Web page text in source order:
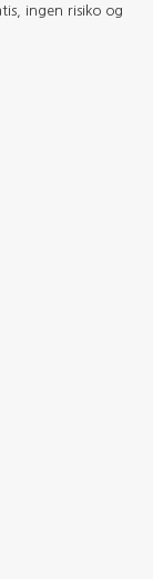
ingen risiko og